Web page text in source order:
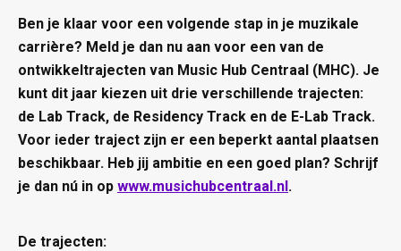
Ben je klaar voor een volgende stap in je muzikale
carrière? Meld je dan nu aan voor een van de
ontwikkeltrajecten van Music Hub Centraal (MHC). Je
kunt dit jaar kiezen uit drie verschillende trajecten:
de Lab Track, de Residency Track en de E-Lab Track.
Voor ieder traject zijn er een beperkt aantal plaatsen
beschikbaar. Heb jij ambitie en een goed plan? Schrijf
je dan nú in op www.musichubcentraal.nl.
De trajecten: